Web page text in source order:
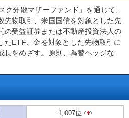
ク分散マザーファンド」を通じて、
先物取引、米国国債を対象とした先
の受益証券または不動産投資法人の
たETF、金を対象とした先物取引に
長をめざす。原則、為替ヘッジな
1,007位